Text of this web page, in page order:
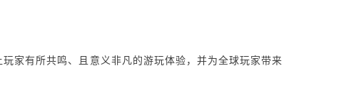
家有所共鸣、且意义非凡的游玩体验，并为全球玩家带来